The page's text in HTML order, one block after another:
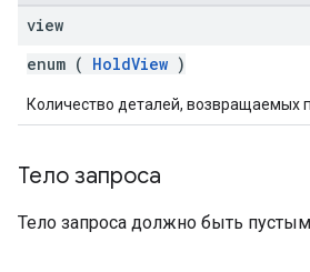
view
enum ( HoldView )
Количество деталей, возвращаемых
Тело запроса
Тело запроса должно быть